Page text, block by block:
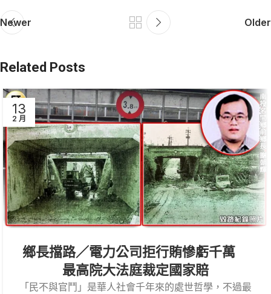
Newer Older
Related Posts
13
2 月
鄉長擋路／電力公司拒行賄慘虧千萬
最高院大法庭裁定國家賠
「民不與官鬥」是華人社會千年來的處世哲學，不過最